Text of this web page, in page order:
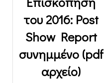
του 2016: Post
Show Report
συνημμένο (pdf
αρχείο)